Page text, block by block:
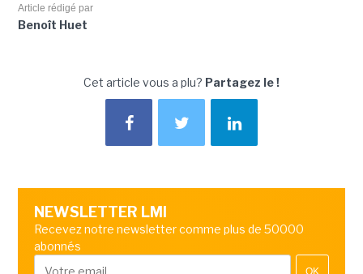
Article rédigé par
Benoît Huet
Cet article vous a plu? Partagez le !
NEWSLETTER LMI
Recevez notre newsletter comme plus de 50000
abonnés
OK